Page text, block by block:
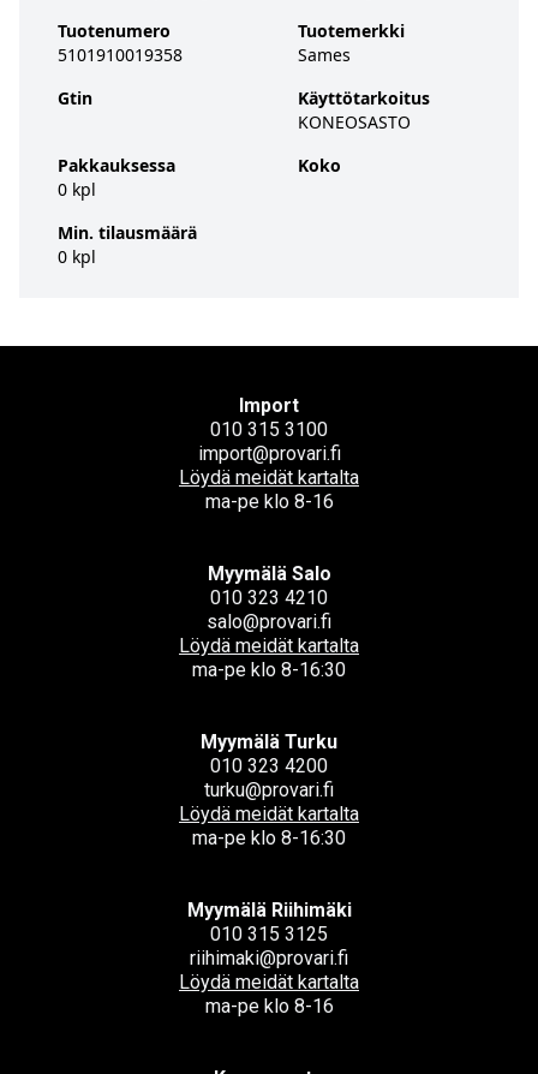
Tuotenumero
5101910019358
Gtin
Pakkauksessa
0 kpl
Min. tilausmäärä
0 kpl
Tuotemerkki
Sames
Käyttötarkoitus
KONEOSASTO
Koko
Import
010 315 3100
import@provari.fi
Löydä meidät kartalta
ma-pe klo 8-16
Myymälä Salo
010 323 4210
salo@provari.fi
Löydä meidät kartalta
ma-pe klo 8-16:30
Myymälä Turku
010 323 4200
turku@provari.fi
Löydä meidät kartalta
ma-pe klo 8-16:30
Myymälä Riihimäki
010 315 3125
riihimaki@provari.fi
Löydä meidät kartalta
ma-pe klo 8-16